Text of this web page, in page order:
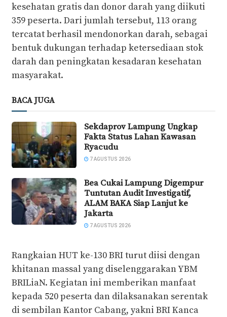
kesehatan gratis dan donor darah yang diikuti
359 peserta. Dari jumlah tersebut, 113 orang
tercatat berhasil mendonorkan darah, sebagai
bentuk dukungan terhadap ketersediaan stok
darah dan peningkatan kesadaran kesehatan
masyarakat.
BACA JUGA
Sekdaprov Lampung Ungkap
Fakta Status Lahan Kawasan
Ryacudu
7 AGUSTUS 2026
Bea Cukai Lampung Digempur
Tuntutan Audit Investigatif,
ALAM BAKA Siap Lanjut ke
Jakarta
7 AGUSTUS 2026
Rangkaian HUT ke-130 BRI turut diisi dengan
khitanan massal yang diselenggarakan YBM
BRILiaN. Kegiatan ini memberikan manfaat
kepada 520 peserta dan dilaksanakan serentak
di sembilan Kantor Cabang, yakni BRI Kanca